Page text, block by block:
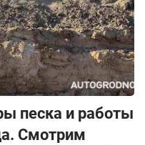
песка и работы
Смотрим